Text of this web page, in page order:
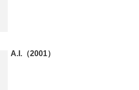
A.I.（2001）